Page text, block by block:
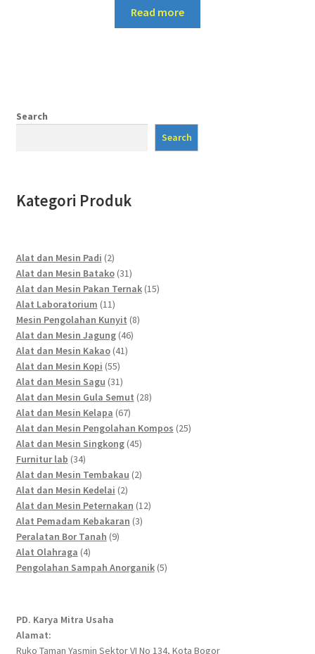
Read more
Search
Search
Kategori Produk
Alat dan Mesin Padi 22
products
Alat dan Mesin Batako 3131
products
Alat dan Mesin Pakan Ternak 1515
Alat Laboratorium 1111
products
Mesin Pengolahan Kunyit 88
Alat dan Mesin Jagung 4646
Alat dan Mesin Kakao 4141
Alat dan Mesin Kopi 5555
products
Alat dan Mesin Sagu 3131
products
Alat dan Mesin Gula Semut 2828
Alat dan Mesin Kelapa 6767
products
Alat dan Mesin Pengolahan Kompos 2525
Alat dan Mesin Singkong 4545
Furnitur lab 3434
products
Alat dan Mesin Tembakau 22
Alat dan Mesin Kedelai 22
products
Alat dan Mesin Peternakan 1212
Alat Pemadam Kebakaran 33
Peralatan Bor Tanah 99
Alat Olahraga 44
products
Pengolahan Sampah Anorganik 55
PD. Karya Mitra Usaha
Alamat:
Ruko Taman Yasmin Sektor VI No 134, Kota Bogor